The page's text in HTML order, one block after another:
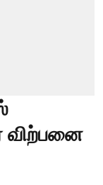
விற்பனை